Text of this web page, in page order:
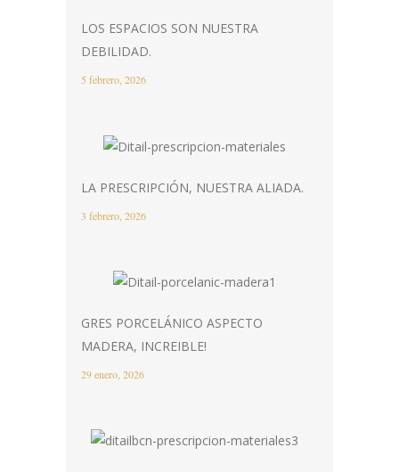
LOS ESPACIOS SON NUESTRA
DEBILIDAD.
5 febrero, 2026
LA PRESCRIPCIÓN, NUESTRA ALIADA.
3 febrero, 2026
GRES PORCELÁNICO ASPECTO
MADERA, INCREIBLE!
29 enero, 2026